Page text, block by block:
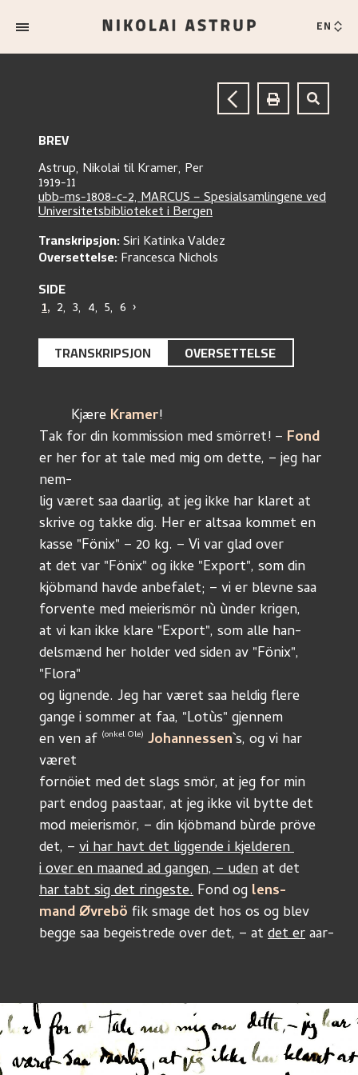
EN
BREV
Astrup, Nikolai tilKramer, Per
1919-11
ubb-ms-1808-c-2, MARCUS – Spesialsamlingene ved
Universitetsbiblioteket i Bergen
Transkripsjon:Siri Katinka Valdez
Oversettelse:Francesca Nichols
SIDE
1, 2, 3, 4, 5, 6 ›
TRANSKRIPSJON OVERSETTELSE
	Kjære
Kramer!
Tak for din kommission med smörret! – Fond
er her for at tale med mig om dette, – jeg har
nem-
lig været saa daarlig, at jeg ikke har klaret at
skrive og takke dig. Her er altsaa kommet en
kasse "Fönix" – 20 kg. – Vi var glad over
at det var "Fönix" og ikke "Export", som din
kjöbmand havde anbefalet; – vi er blevne saa
forvente med meierismör nù ùnder krigen,
at vi kan ikke klare "Export", som alle han-
delsmænd her holder ved siden av "Fönix",
"Flora"
og lignende. Jeg har været saa heldig flere
gange i sommer at faa, "Lotùs" gjennem
en ven af (onkel Ole) Johannessen`s, og vi har
været
fornöiet med det slags smör, at jeg for min
part endog paastaar, at jeg ikke vil bytte det
mod meierismör, – din kjöbmand bùrde pröve
det, – vi har havt det liggende i kjelderen
i over en maaned ad gangen, – uden at det
har tabt sig det ringeste. Fond og lens-
mand Øvrebö fik smage det hos os og blev
begge saa begeistrede over det, – at det er aar-